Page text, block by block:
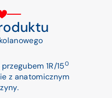
1R/150
z anatomicznym